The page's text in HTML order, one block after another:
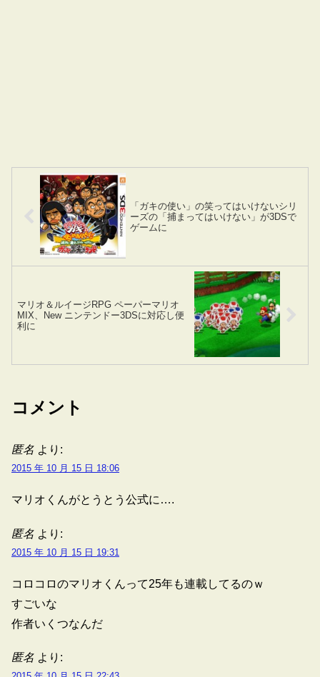
「ガキの使い」の笑ってはいけないシリ
ーズの「捕まってはいけない」が3DSで
ゲームに
マリオ＆ルイージRPG ペーパーマリオ
MIX、New ニンテンドー3DSに対応し便
利に
コメント
匿名 より:
2015 年 10 月 15 日 18:06
マリオくんがとうとう公式に….
匿名 より:
2015 年 10 月 15 日 19:31
コロコロのマリオくんって25年も連載してるのｗ
すごいな
作者いくつなんだ
匿名 より: